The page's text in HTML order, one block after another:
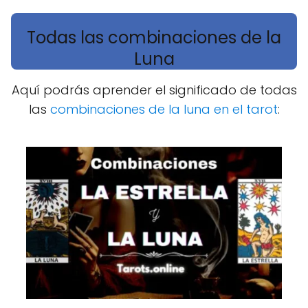
Todas las combinaciones de la
Luna
Aquí podrás aprender el significado de todas
las combinaciones de la luna en el tarot: